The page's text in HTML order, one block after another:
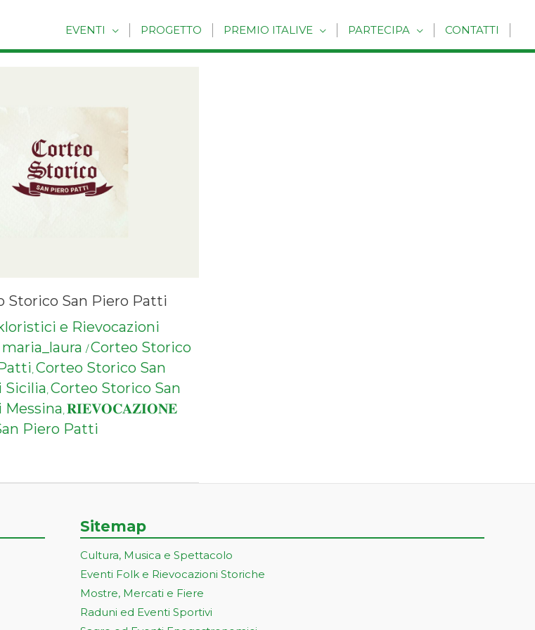
EVENTI PROGETTO PREMIO ITALIVE PARTECIPA CONTATTI
Storico San Piero Patti
e Rievocazioni
maria_laura /Corteo Storico
,Corteo Storico San
Sicilia,Corteo Storico San
,𝐑𝐈𝐄𝐕𝐎𝐂𝐀𝐙𝐈𝐎𝐍𝐄
Piero Patti
Sitemap
Cultura, Musica e Spettacolo
Eventi Folk e Rievocazioni Storiche
Mostre, Mercati e Fiere
Raduni ed Eventi Sportivi